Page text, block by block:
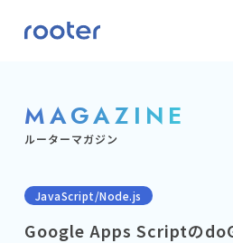
MAGAZINE
ルーターマガジン
JavaScript/Node.js
Google Apps Scriptの